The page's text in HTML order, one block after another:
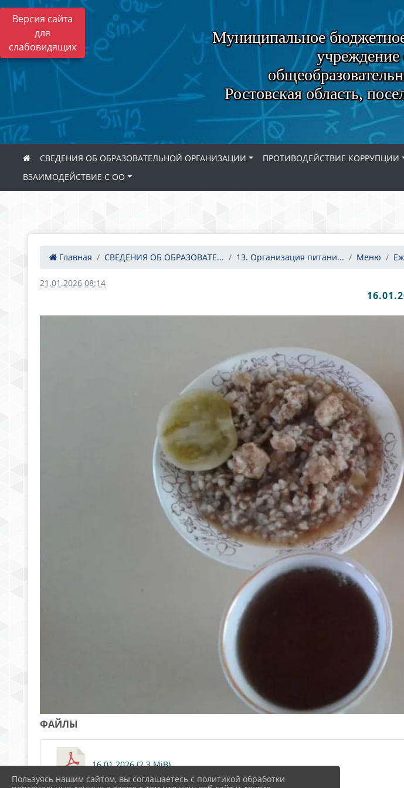
Версия сайта
для
слабовидящих
Муниципальное
учреждение
Ростовская область,
СВЕДЕНИЯ ОБ ОБРАЗОВАТЕЛЬНОЙ ОРГАНИЗАЦИИ ПРОТИВОДЕЙСТВИЕ КОРРУПЦИИ
ВЗАИМОДЕЙСТВИЕ С ОО
Главная СВЕДЕНИЯ ОБ ОБРАЗОВАТЕ... 13. Организация питани... Меню
21.01.2026 08:14
ФАЙЛЫ
16.01.2026 (2.3 MiB)
Пользуясь нашим сайтом, вы соглашаетесь с политикой обработки